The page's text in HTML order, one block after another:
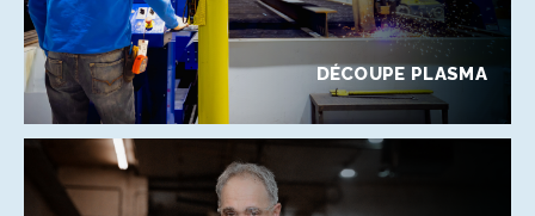
DÉCOUPE PLASMA